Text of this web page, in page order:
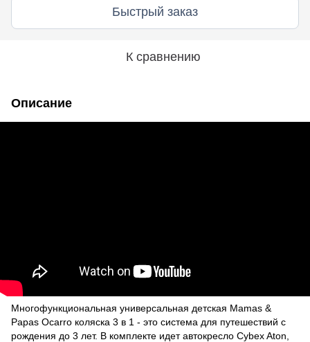
Быстрый заказ
К сравнению
Описание
Многофункциональная универсальная детская Mamas &
Papas Ocarro коляска 3 в 1 - это система для путешествий с
рождения до 3 лет. В комплекте идет автокресло Cybex Aton,